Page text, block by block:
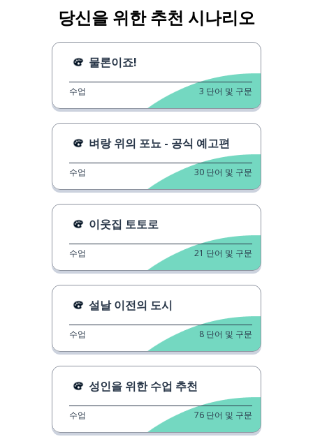
당신을 위한 추천 시나리오
물론이죠!
수업 3 단어 및 구문
벼랑 위의 포뇨 - 공식 예고편
수업 30 단어 및 구문
이웃집 토토로
수업 21 단어 및 구문
설날 이전의 도시
수업 8 단어 및 구문
성인을 위한 수업 추천
수업 76 단어 및 구문